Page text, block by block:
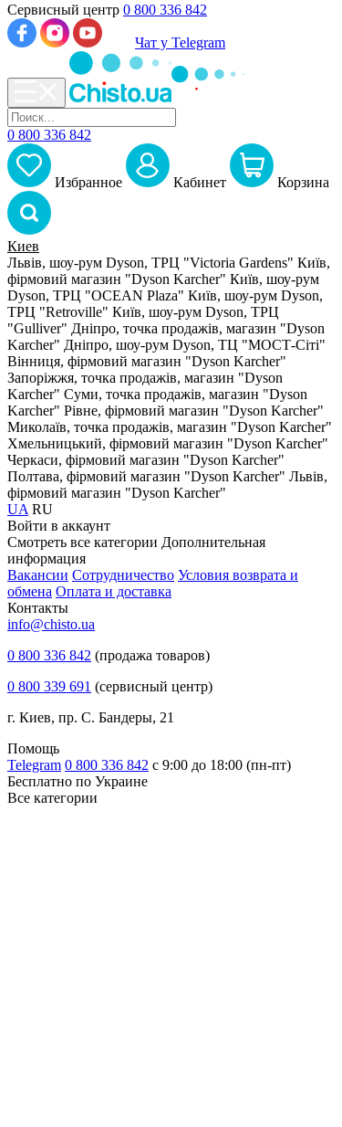
Сервисный центр 0 800 336 842
Чат у Telegram
0 800 336 842
Избранное Кабинет Корзина
Киев
Львів, шоу-рум Dyson, ТРЦ "Victoria Gardens" Київ,
фірмовий магазин "Dyson Karcher" Київ, шоу-рум
Dyson, ТРЦ "OCEAN Plaza" Київ, шоу-рум Dyson,
ТРЦ "Retroville" Київ, шоу-рум Dyson, ТРЦ
"Gulliver" Дніпро, точка продажів, магазин "Dyson
Karcher" Дніпро, шоу-рум Dyson, ТЦ "МОСТ-Сіті"
Вінниця, фірмовий магазин "Dyson Karcher"
Запоріжжя, точка продажів, магазин "Dyson
Karcher" Суми, точка продажів, магазин "Dyson
Karcher" Рівне, фірмовий магазин "Dyson Karcher"
Миколаїв, точка продажів, магазин "Dyson Karcher"
Хмельницький, фірмовий магазин "Dyson Karcher"
Черкаси, фірмовий магазин "Dyson Karcher"
Полтава, фірмовий магазин "Dyson Karcher" Львів,
фірмовий магазин "Dyson Karcher"
UA RU
Войти в аккаунт
Смотреть все категории Дополнительная
информация
Вакансии Сотрудничество Условия возврата и
обмена Оплата и доставка
Контакты
info@chisto.ua
0 800 336 842 (продажа товаров)
0 800 339 691 (сервисный центр)
г. Киев, пр. С. Бандеры, 21
Помощь
Telegram 0 800 336 842 с 9:00 до 18:00 (пн-пт)
Бесплатно по Украине
Все категории